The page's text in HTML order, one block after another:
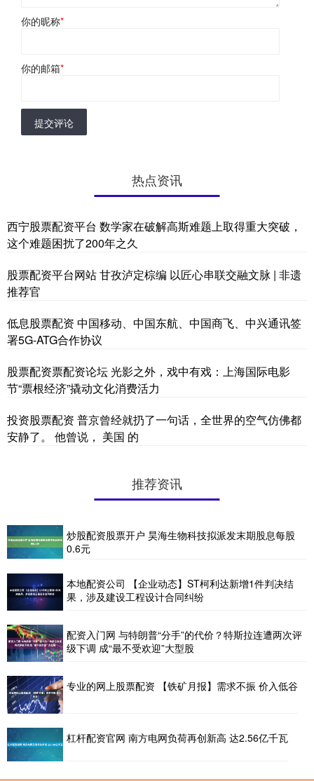
你的昵称*
你的邮箱*
提交评论
热点资讯
西宁股票配资平台 数学家在破解高斯难题上取得重大突破，
这个难题困扰了200年之久
股票配资平台网站 甘孜泸定棕编 以匠心串联交融文脉 | 非遗
推荐官
低息股票配资 中国移动、中国东航、中国商飞、中兴通讯签
署5G-ATG合作协议
股票配资票配资论坛 光影之外，戏中有戏：上海国际电影
节“票根经济”撬动文化消费活力
投资股票配资 普京曾经就扔了一句话，全世界的空气仿佛都
安静了。 他曾说， 美国 的
推荐资讯
炒股配资股票开户 昊海生物科技拟派发末期股息每股
0.6元
本地配资公司 【企业动态】ST柯利达新增1件判决结
果，涉及建设工程设计合同纠纷
配资入门网 与特朗普“分手”的代价？特斯拉连遭两次评
级下调 成“最不受欢迎”大型股
专业的网上股票配资 【铁矿月报】需求不振 价入低谷
杠杆配资官网 南方电网负荷再创新高 达2.56亿千瓦